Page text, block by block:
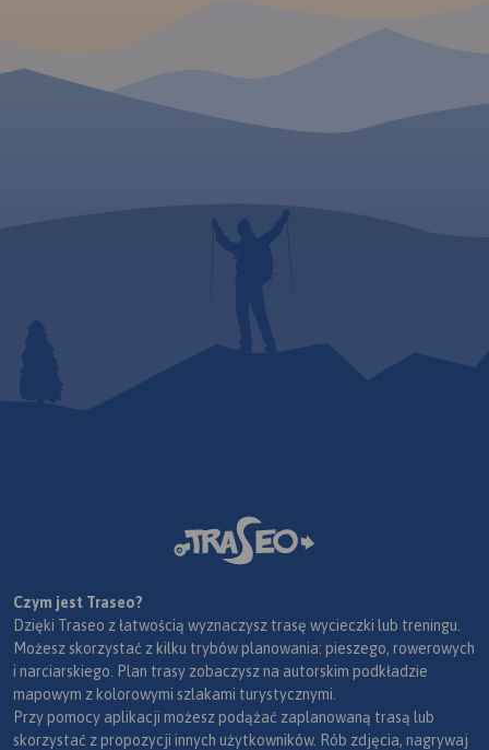
Czym jest Traseo?
Dzięki Traseo z łatwością wyznaczysz trasę wycieczki lub treningu.
Możesz skorzystać z kilku trybów planowania: pieszego, rowerowych
i narciarskiego. Plan trasy zobaczysz na autorskim podkładzie
mapowym z kolorowymi szlakami turystycznymi.
Przy pomocy aplikacji możesz podążać zaplanowaną trasą lub
skorzystać z propozycji innych użytkowników. Rób zdjęcia, nagrywaj